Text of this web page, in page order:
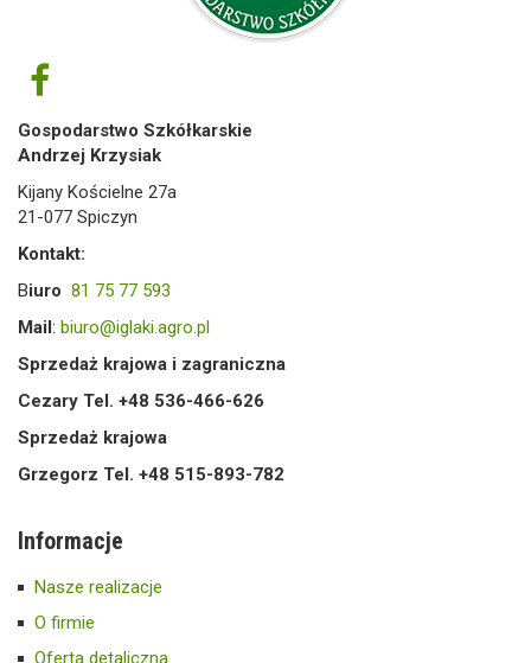
Gospodarstwo Szkółkarskie
Andrzej Krzysiak
Kijany Kościelne 27a
21-077 Spiczyn
Kontakt:
Biuro 81 75 77 593
Mail : biuro@iglaki.agro.pl
Sprzedaż krajowa i zagraniczna
Cezary Tel. +48 536-466-626
Sprzedaż krajowa
Grzegorz Tel. +48 515-893-782
Informacje
Nasze realizacje
O firmie
Oferta detaliczna